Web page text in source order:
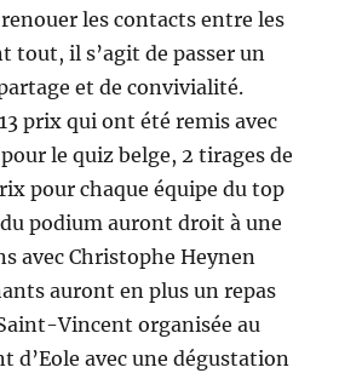
les contacts entre les
tout, il s’agit de passer un
et de convivialité.
prix qui ont été remis avec
le quiz belge, 2 tirages de
pour chaque équipe du top
du podium auront droit à une
avec Christophe Heynen
auront en plus un repas
Vincent organisée au
d’Eole avec une dégustation